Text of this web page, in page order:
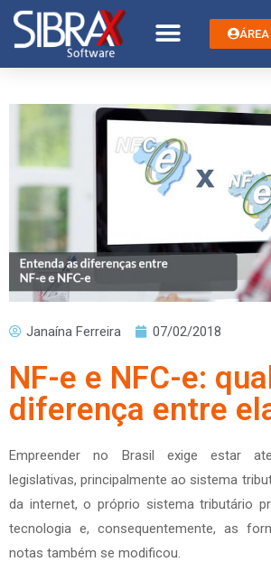
Janaína Ferreira 07/02/2018
NF-e e NFC-e:
diferença entre
Empreender no Brasil exige estar
legislativas, principalmente ao sistema
da internet, o próprio sistema tributário
tecnologia e, consequentemente, as
notas também se modificou.